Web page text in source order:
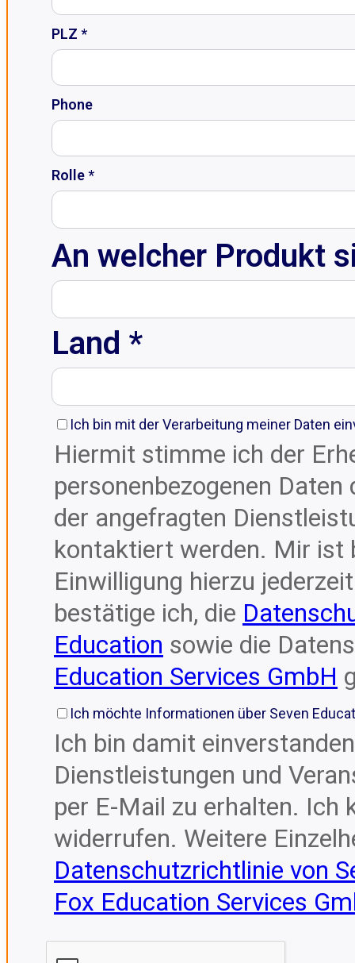
PLZ *
Phone
Rolle *
An welcher Produkt
Land *
Ich bin mit der Verarbeitung meiner Daten
Hiermit stimme ich der
personenbezogenen
der angefragten
kontaktiert werden. Mir ist
Einwilligung hierzu
bestätige ich, die
Education sowie die
Education Services GmbH
Ich möchte Informationen über Seven
Ich bin damit
Dienstleistungen und
per E-Mail zu erhalten. Ich
widerrufen. Weitere
Datenschutzrichtlinie von
Fox Education Services